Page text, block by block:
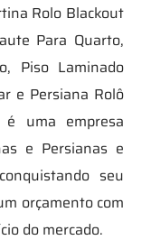
Rolo Blackout
Para Quarto,
Piso Laminado
e Persiana Rolô
uma empresa
e Persianas e
seu
orçamento com
do mercado.